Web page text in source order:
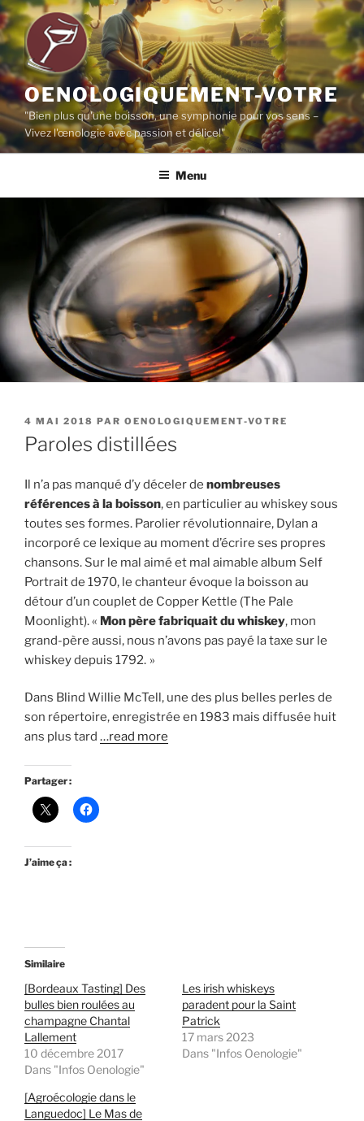
Aller
au
contenu
principal
OENOLOGIQUEMENT-VOTRE
"Bien plus qu'une boisson, une symphonie pour vos sens –
Vivez l'œnologie avec passion et délice!"
Menu
PUBLIÉ
LE
4 MAI 2018 PAR OENOLOGIQUEMENT-VOTRE
Paroles distillées
Il n’a pas manqué d’y déceler de nombreuses
références à la boisson, en particulier au whiskey sous
toutes ses formes. Parolier révolutionnaire, Dylan a
incorporé ce lexique au moment d’écrire ses propres
chansons. Sur le mal aimé et mal aimable album Self
Portrait de 1970, le chanteur évoque la boisson au
détour d’un couplet de Copper Kettle (The Pale
Moonlight). « Mon père fabriquait du whiskey, mon
grand-père aussi, nous n’avons pas payé la taxe sur le
whiskey depuis 1792. »
Dans Blind Willie McTell, une des plus belles perles de
son répertoire, enregistrée en 1983 mais diffusée huit
ans plus tard …read more
Partager :
J’aime ça :
Similaire
[Bordeaux Tasting] Des
bulles bien roulées au
champagne Chantal
Lallement
10 décembre 2017
Dans "Infos Oenologie"
Les irish whiskeys
paradent pour la Saint
Patrick
17 mars 2023
Dans "Infos Oenologie"
[Agroécologie dans le
Languedoc] Le Mas de